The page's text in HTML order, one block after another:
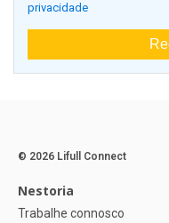
privacidade
© 2026 Lifull Connect
Nestoria
Trabalhe connosco